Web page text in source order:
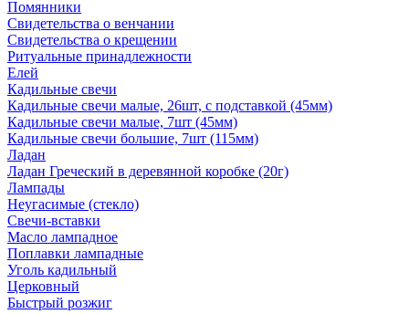
Помянники
Свидетельства о венчании
Свидетельства о крещении
Ритуальные принадлежности
Елей
Кадильные свечи
Кадильные свечи малые, 26шт, с подставкой (45мм)
Кадильные свечи малые, 7шт (45мм)
Кадильные свечи большие, 7шт (115мм)
Ладан
Ладан Греческий в деревянной коробке (20г)
Лампады
Неугасимые (стекло)
Свечи-вставки
Масло лампадное
Поплавки лампадные
Уголь кадильный
Церковный
Быстрый розжиг